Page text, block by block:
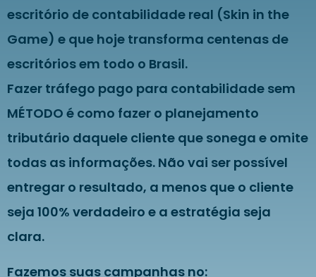
escritório de contabilidade real (Skin in the
Game) e que hoje transforma centenas de
escritórios em todo o Brasil.
Fazer tráfego pago para contabilidade sem
MÉTODO é como fazer o planejamento
tributário daquele cliente que sonega e omite
todas as informações. Não vai ser possível
entregar o resultado, a menos que o cliente
seja 100% verdadeiro e a estratégia seja
clara.
Fazemos suas campanhas no: